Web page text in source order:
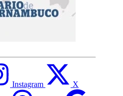
Instagram X